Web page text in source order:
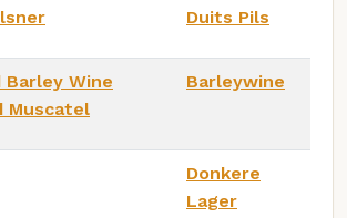
Duits Pils
Barley Wine
Muscatel
Barleywine
Donkere
Lager